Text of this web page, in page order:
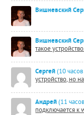
Вишневский
Вишневский
такое
Сергей (10
устройство, но
Андрей (11
подключается к